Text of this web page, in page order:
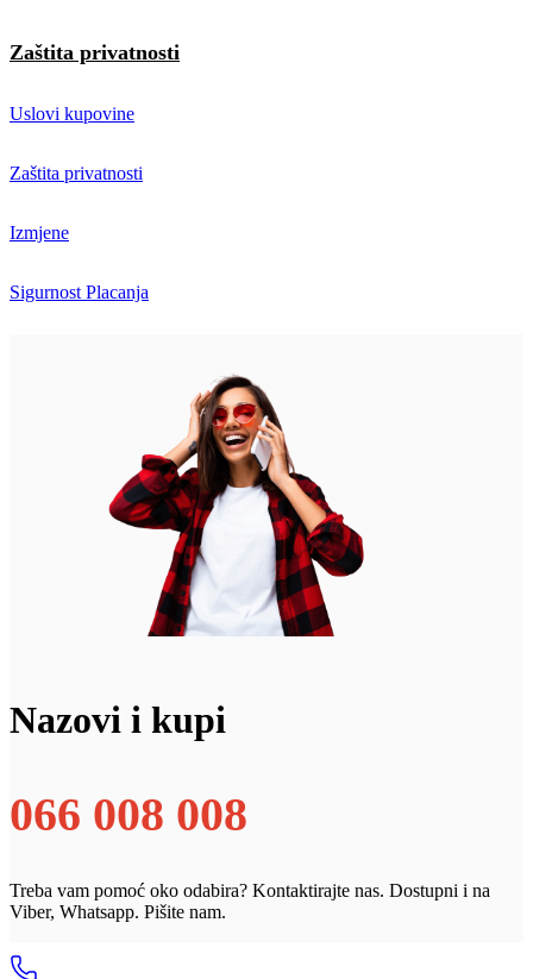
Zaštita privatnosti
Uslovi kupovine
Zaštita privatnosti
Izmjene
Sigurnost Placanja
Nazovi i kupi
066 008 008
Treba vam pomoć oko odabira? Kontaktirajte nas. Dostupni i na
Viber, Whatsapp. Pišite nam.